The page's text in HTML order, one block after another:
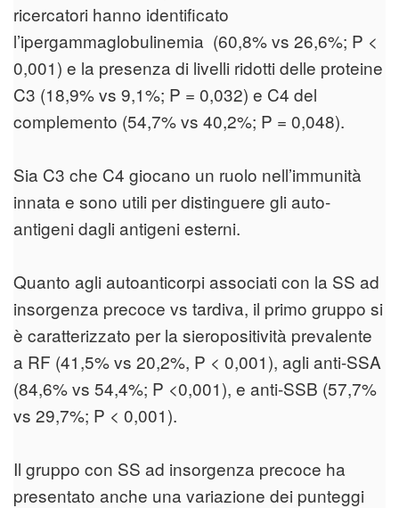
ricercatori hanno identificato
l’ipergammaglobulinemia (60,8% vs 26,6%; P <
0,001) e la presenza di livelli ridotti delle proteine
C3 (18,9% vs 9,1%; P = 0,032) e C4 del
complemento (54,7% vs 40,2%; P = 0,048).
Sia C3 che C4 giocano un ruolo nell’immunità
innata e sono utili per distinguere gli auto-
antigeni dagli antigeni esterni.
Quanto agli autoanticorpi associati con la SS ad
insorgenza precoce vs tardiva, il primo gruppo si
è caratterizzato per la sieropositività prevalente
a RF (41,5% vs 20,2%, P < 0,001), agli anti-SSA
(84,6% vs 54,4%; P <0,001), e anti-SSB (57,7%
vs 29,7%; P < 0,001).
Il gruppo con SS ad insorgenza precoce ha
presentato anche una variazione dei punteggi